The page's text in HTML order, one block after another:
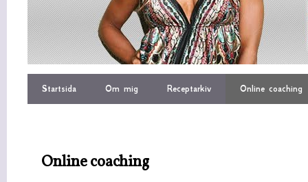
Startsida Om mig Receptarkiv Online coaching
Online coaching